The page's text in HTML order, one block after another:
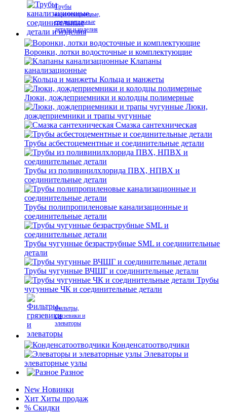
Трубы
канализационные,
соединительные
детали и изделия
Воронки, лотки водосточные и комплектующие
Клапаны
канализационные
Кольца и манжеты
Люки, дождеприемники и колодцы полимерные
Люки,
дождеприемники и трапы чугунные
Смазка сантехническая
Трубы асбестоцементные и соединительные детали
Трубы из поливинилхлорида ПВХ, НПВХ и
соединительные детали
Трубы полипропиленовые канализационные и
соединительные детали
Трубы чугунные безраструбные SML и соединительные
детали
Трубы чугунные ВЧШГ и соединительные детали
Трубы
чугунные ЧК и соединительные детали
Фильтры,
грязевики и
элеваторы
Конденсатоотводчики
Элеваторы и
элеваторные узлы
Разное
New Новинки
Хит Хиты продаж
% Скидки